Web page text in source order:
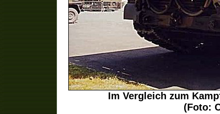
Im Vergleich zum
(Foto: